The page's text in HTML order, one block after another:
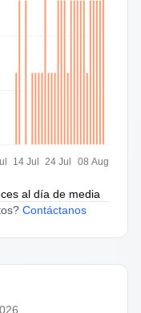
14 Jul 24 Jul 08 Aug
al día de media
Contáctanos